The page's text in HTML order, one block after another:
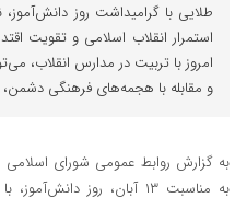
طلایی با گرامیداشت روز
استمرار انقلاب اسلامی و تقویت
امروز با تربیت در مدارس انقلاب،
و مقابله با هجمه‌های فرهنگی
به گزارش روابط عمومی شورای
به مناسبت ۱۳ آبان، روز